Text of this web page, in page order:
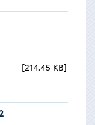
214.45 KB